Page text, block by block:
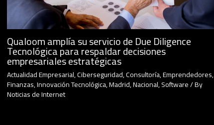
Qualoom amplía su servicio de Due Diligence
Tecnológica para respaldar decisiones
empresariales estratégicas
Actualidad Empresarial,Ciberseguridad,Consultoría,Emprendedores,
Finanzas,Innovación Tecnológica,Madrid,Nacional,Software/ By
Noticias de Internet